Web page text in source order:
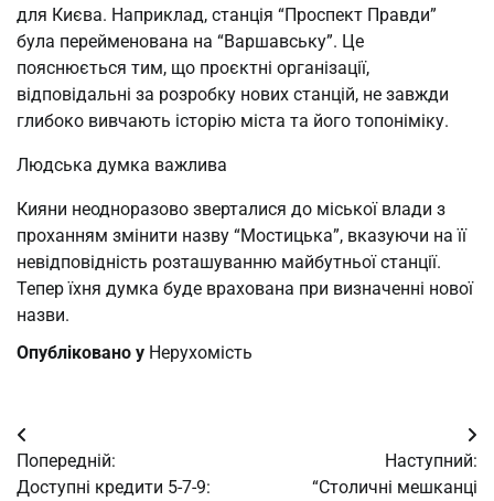
для Києва. Наприклад, станція “Проспект Правди”
була перейменована на “Варшавську”. Це
пояснюється тим, що проєктні організації,
відповідальні за розробку нових станцій, не завжди
глибоко вивчають історію міста та його топоніміку.
Людська думка важлива
Кияни неодноразово зверталися до міської влади з
проханням змінити назву “Мостицька”, вказуючи на її
невідповідність розташуванню майбутньої станції.
Тепер їхня думка буде врахована при визначенні нової
назви.
Опубліковано у Нерухомість
Навігація
записів
Попередній:
Доступні кредити 5-7-9:
Наступний:
“Столичні мешканці